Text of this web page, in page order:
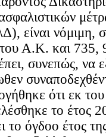
είναι νόμιμη,
Α.Κ. και 735,
συνεπώς, να
ότι εκ
το έτος
το όγδοο έτος